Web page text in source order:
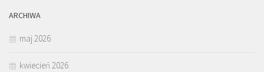
ARCHIWA
maj 2026
kwiecień 2026